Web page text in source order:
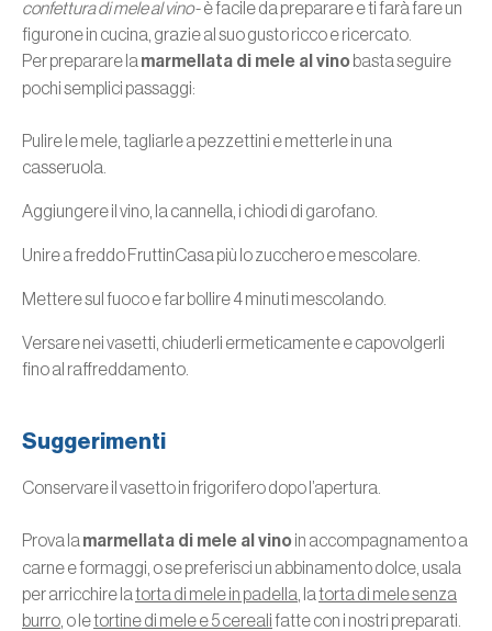
confettura di mele al vino- è facile da preparare e ti farà fare un
figurone in cucina, grazie al suo gusto ricco e ricercato.
Per preparare la marmellata di mele al vinobasta seguire
pochi semplici passaggi:
Pulire le mele, tagliarle a pezzettini e metterle in una
casseruola.
Aggiungere il vino, la cannella, i chiodi di garofano.
Unire a freddo FruttinCasa più lo zucchero e mescolare.
Mettere sul fuoco e far bollire 4 minuti mescolando.
Versare nei vasetti, chiuderli ermeticamente e capovolgerli
fino al raffreddamento.
Suggerimenti
Conservare il vasetto in frigorifero dopo l’apertura.
Prova la marmellata di mele al vinoin accompagnamento a
carne e formaggi, o se preferisci un abbinamento dolce, usala
per arricchire latorta di mele in padella , latorta di mele senza
burro , o letortine di mele e 5 cerealifatte con i nostri preparati.